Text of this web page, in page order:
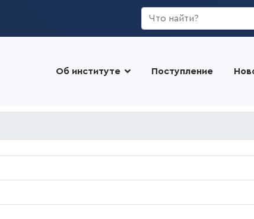
Искать...
Об институте Поступление